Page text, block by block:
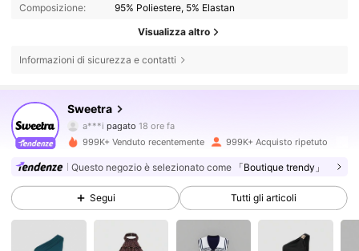
Composizione: 95% Poliestere, 5% Elastan
Visualizza altro
Informazioni di sicurezza e contatti
Sweetra
4.77 1.5M Follower
4.77
1.5M Follower
a***i pagato 18 ore fa
4.77 1.5M Follower
4.77 1.5M Follower
999K+ Venduto recentemente 999K+ Acquisto ripetuto
Questo negozio è selezionato come 「Boutique trendy」
Segui Tutti gli articoli